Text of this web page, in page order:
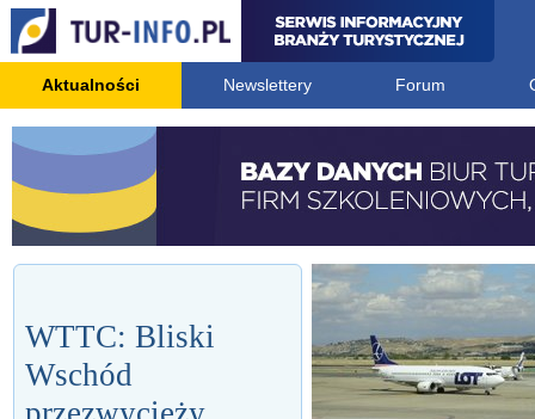
Aktualności Newslettery Forum
WTTC: Bliski
Wschód